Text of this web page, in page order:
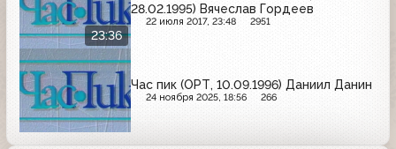
23:36
28.02.1995) Вячеслав Гордеев
22 июля 2017, 23:48 2951
Час пик (ОРТ, 10.09.1996) Даниил Данин
24 ноября 2025, 18:56 266